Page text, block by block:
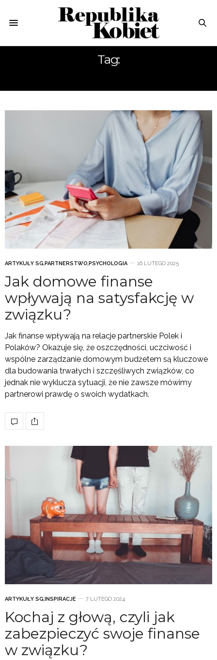
Tag:
ARTYKUŁY SG,PARTNERSTWO,PSYCHOLOGIA 16 LUTEGO 2025
Jak domowe finanse
wpływają na satysfakcję w
związku?
Jak finanse wpływają na relacje partnerskie Polek i
Polaków? Okazuje się, że oszczędności, uczciwość i
wspólne zarządzanie domowym budżetem są kluczowe
dla budowania trwałych i szczęśliwych związków, co
jednak nie wyklucza sytuacji, że nie zawsze mówimy
partnerowi prawdę o swoich wydatkach.
ARTYKUŁY SG, INSPIRACJE 7 LUTEGO 2024
Kochaj z głową, czyli jak
zabezpieczyć swoje finanse
w związku?